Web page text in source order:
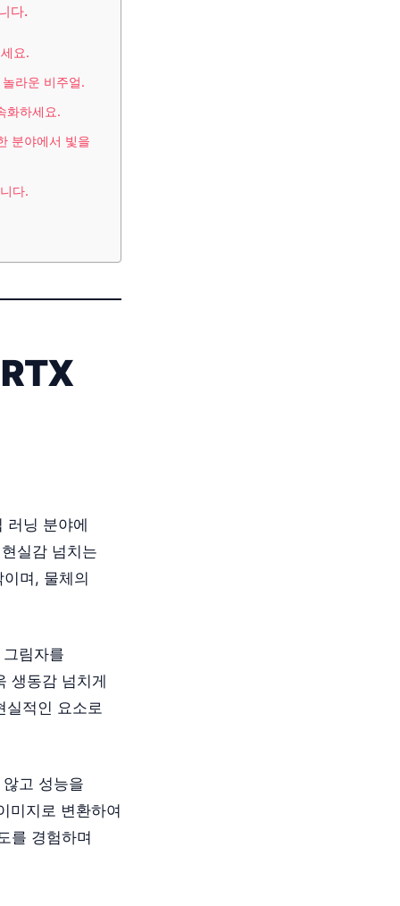
다.
요.
라운 비주얼.
화하세요.
분야에서 빛을
다.
러닝 분야에
실감 넘치는
며, 물체의
그림자를
생동감 넘치게
실적인 요소로
고 성능을
미지로 변환하여
를 경험하며